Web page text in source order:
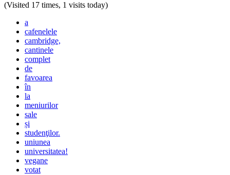
(Visited 17 times, 1 visits today)
a
cafenelele
cambridge,
cantinele
complet
de
favoarea
în
la
meniurilor
sale
și
studenţilor.
uniunea
universitatea!
vegane
votat